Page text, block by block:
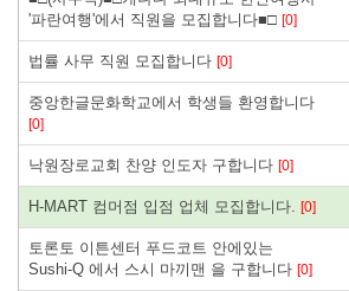
'파란여행'에서 직원을 모집합니다■□ [0]
법률 사무 직원 모집합니다 [0]
중앙한글문화학교에서 학생들 환영합니다
[0]
낙원장로교회 찬양 인도자 구합니다 [0]
H-MART 컴머점 입점 업체 모집합니다. [0]
토론토 이튼센터 푸드코트 안에있는
Sushi-Q 에서 스시 마끼맨 을 구합니다 [0]